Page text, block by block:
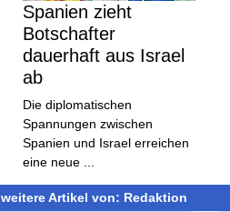
Spanien zieht
Botschafter
dauerhaft aus Israel
ab
Die diplomatischen
Spannungen zwischen
Spanien und Israel erreichen
eine neue ...
weitere Artikel von: Redaktion